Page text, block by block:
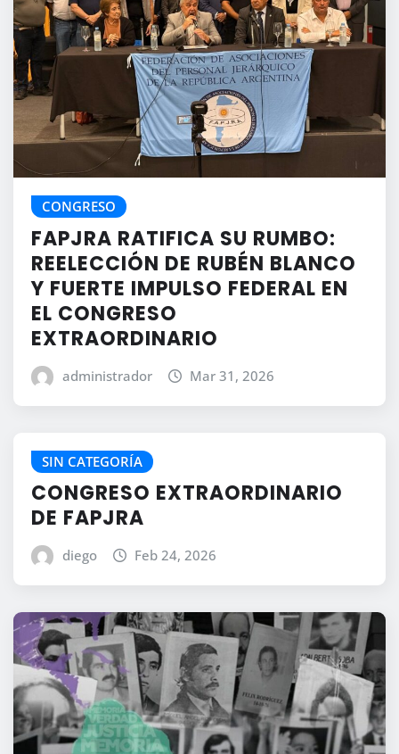
CONGRESO
FAPJRA RATIFICA SU RUMBO:
REELECCIÓN DE RUBÉN BLANCO
Y FUERTE IMPULSO FEDERAL EN
EL CONGRESO
EXTRAORDINARIO
administrador Mar 31, 2026
SIN CATEGORÍA
CONGRESO EXTRAORDINARIO
DE FAPJRA
diego Feb 24, 2026